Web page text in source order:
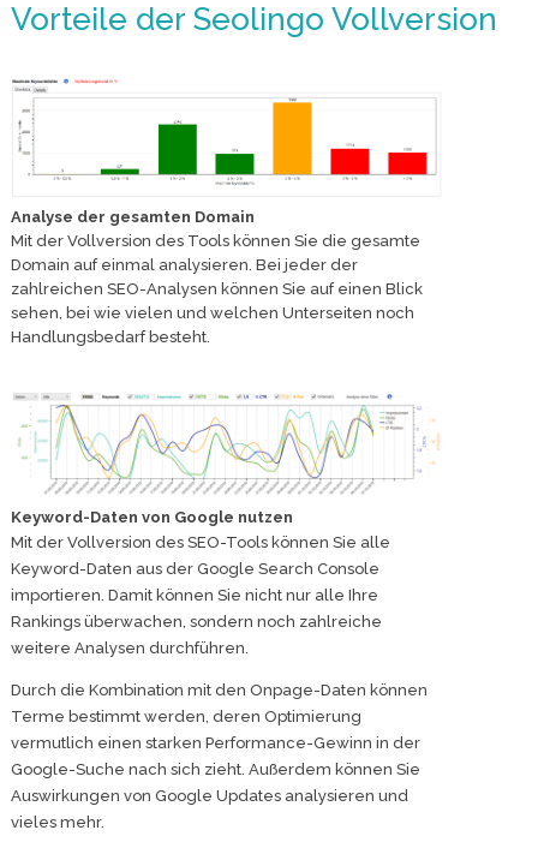
Vorteile der Seolingo Vollversion
Analyse der gesamten Domain
Mit der Vollversion des Tools können Sie die gesamte
Domain auf einmal analysieren. Bei jeder der
zahlreichen SEO-Analysen können Sie auf einen Blick
sehen, bei wie vielen und welchen Unterseiten noch
Handlungsbedarf besteht.
Keyword-Daten von Google nutzen
Mit der Vollversion des SEO-Tools können Sie alle
Keyword-Daten aus der Google Search Console
importieren. Damit können Sie nicht nur alle Ihre
Rankings überwachen, sondern noch zahlreiche
weitere Analysen durchführen.
Durch die Kombination mit den Onpage-Daten können
Terme bestimmt werden, deren Optimierung
vermutlich einen starken Performance-Gewinn in der
Google-Suche nach sich zieht. Außerdem können Sie
Auswirkungen von Google Updates analysieren und
vieles mehr.